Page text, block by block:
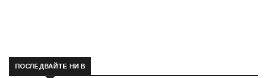
ПОСЛЕДВАЙТЕ НИ В